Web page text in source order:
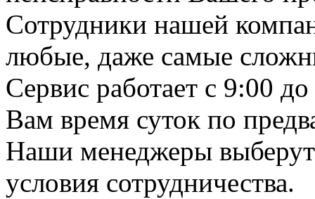
Сотрудники нашей
любые, даже самые
Сервис работает с 9:00
Вам время суток по
Наши менеджеры
условия сотрудничества.